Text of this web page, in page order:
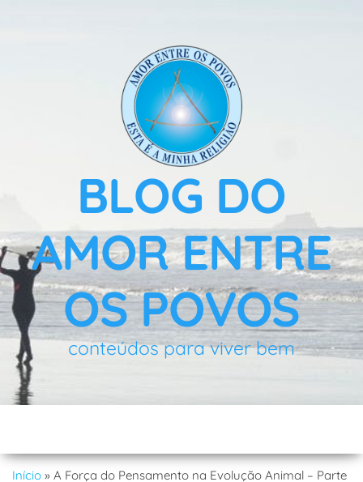
BLOG DO
AMOR ENTRE
OS POVOS
conteúdos para viver bem
Início » A Força do Pensamento na Evolução Animal – Parte